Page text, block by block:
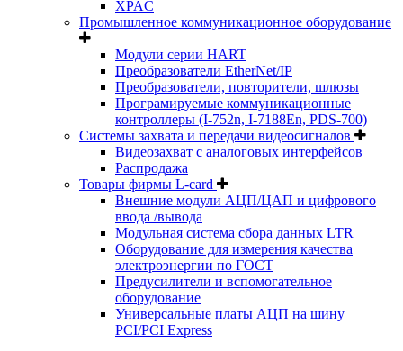
XPAC
Промышленное коммуникационное оборудование
Модули серии HART
Преобразователи EtherNet/IP
Преобразователи, повторители, шлюзы
Програмируемые коммуникационные
контроллеры (I-752n, I-7188En, PDS-700)
Системы захвата и передачи видеосигналов
Видеозахват с аналоговых интерфейсов
Распродажа
Товары фирмы L-card
Внешние модули АЦП/ЦАП и цифрового
ввода /вывода
Модульная система сбора данных LTR
Оборудование для измерения качества
электроэнергии по ГОСТ
Предусилители и вспомогательное
оборудование
Универсальные платы АЦП на шину
PCI/PCI Express